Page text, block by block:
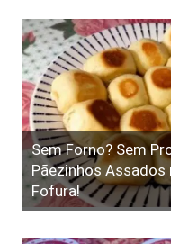
Sem Forno? Sem
Pãezinhos Assados
Fofura!